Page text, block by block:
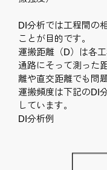
DI分析では工程間の
ことが目的です。
運搬距離（D）は各
通路にそって測った
離や直交距離でも問
運搬頻度は下記のDI
しています。
DI分析例